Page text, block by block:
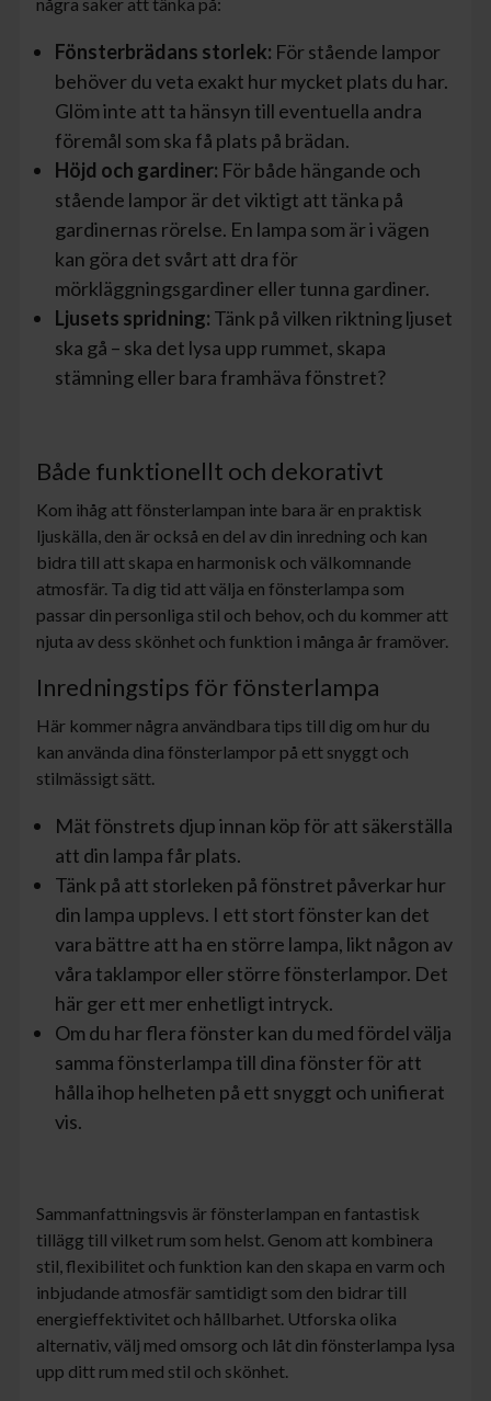
Fönsterbrädans storlek: För stående lampor
behöver du veta exakt hur mycket plats du har.
Glöm inte att ta hänsyn till eventuella andra
föremål som ska få plats på brädan.
Höjd och gardiner: För både hängande och
stående lampor är det viktigt att tänka på
gardinernas rörelse. En lampa som är i vägen
kan göra det svårt att dra för
mörkläggningsgardiner eller tunna gardiner.
Ljusets spridning: Tänk på vilken riktning ljuset
ska gå – ska det lysa upp rummet, skapa
stämning eller bara framhäva fönstret?
Både funktionellt och dekorativt
Kom ihåg att fönsterlampan inte bara är en praktisk
ljuskälla, den är också en del av din inredning och kan
bidra till att skapa en harmonisk och välkomnande
atmosfär. Ta dig tid att välja en fönsterlampa som
passar din personliga stil och behov, och du kommer att
njuta av dess skönhet och funktion i många år framöver.
Inredningstips för fönsterlampa
Här kommer några användbara tips till dig om hur du
kan använda dina fönsterlampor på ett snyggt och
stilmässigt sätt.
Mät fönstrets djup innan köp för att säkerställa
att din lampa får plats.
Tänk på att storleken på fönstret påverkar hur
din lampa upplevs. I ett stort fönster kan det
vara bättre att ha en större lampa, likt någon av
våra taklampor eller större fönsterlampor. Det
här ger ett mer enhetligt intryck.
Om du har flera fönster kan du med fördel välja
samma fönsterlampa till dina fönster för att
hålla ihop helheten på ett snyggt och unifierat
vis.
Sammanfattningsvis är fönsterlampan en fantastisk
tillägg till vilket rum som helst. Genom att kombinera
stil, flexibilitet och funktion kan den skapa en varm och
inbjudande atmosfär samtidigt som den bidrar till
energieffektivitet och hållbarhet. Utforska olika
alternativ, välj med omsorg och låt din fönsterlampa lysa
upp ditt rum med stil och skönhet.